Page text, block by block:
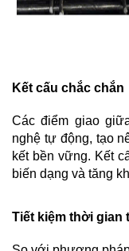
Kết cấu chắc chắn
Các điểm giao
nghệ tự động, tạo
kết bền vững. Kết
biến dạng và tăng
Tiết kiệm thời gian